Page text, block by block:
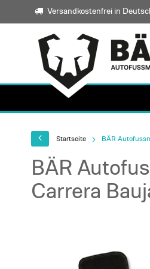
Versandkostenfrei in
Startseite BÄR
BÄR
Carrera